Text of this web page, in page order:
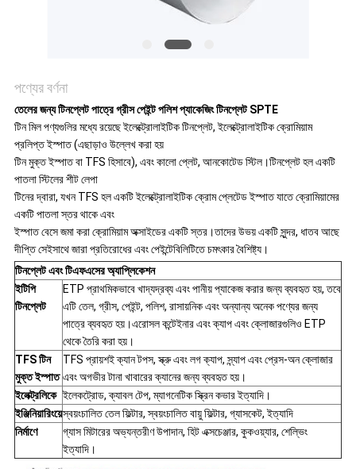
গোপনীয়তা
নীতি
পণ্যের বর্ণনা
তেলের জন্য টিনপ্লেট পাত্রে গ্রীস পেইন্ট পলিশ প্যাকেজিং টিনপ্লেট SPTE
টিন মিল পণ্যগুলির মধ্যে রয়েছে ইলেক্ট্রোলাইটিক টিনপ্লেট, ইলেক্ট্রোলাইটিক ক্রোমিয়াম
প্রলিপ্ত ইস্পাত (এছাড়াও উল্লেখ করা হয়
টিন মুক্ত ইস্পাত বা TFS হিসাবে), এবং কালো প্লেট, আনকোটেড স্টিল।টিনপ্লেট হল একটি
পাতলা স্টিলের শীট লেপা
টিনের দ্বারা, যখন TFS হল একটি ইলেক্ট্রোলাইটিক ক্রোম প্লেটেড ইস্পাত যাতে ক্রোমিয়ামের
একটি পাতলা স্তর থাকে এবং
ইস্পাত বেসে জমা করা ক্রোমিয়াম অক্সাইডের একটি স্তর।তাদের উভয় একটি সুন্দর, ধাতব আছে
দীপ্তি সেইসাথে জারা প্রতিরোধের এবং পেইন্টেবিলিটিতে চমৎকার বৈশিষ্ট্য।
টিনপ্লেট এবং টিএফএসের অ্যাপ্লিকেশন
ইটিপি
টিনপ্লেট
ETP প্রাথমিকভাবে খাদ্যদ্রব্য এবং পানীয় প্যাকেজ করার জন্য ব্যবহৃত হয়, তবে
এটি তেল, গ্রীস, পেইন্ট, পলিশ, রাসায়নিক এবং অন্যান্য অনেক পণ্যের জন্য
পাত্রে ব্যবহৃত হয়।এরোসল কন্টেইনার এবং ক্যাপ এবং ক্লোজারগুলিও ETP
থেকে তৈরি করা হয়।
TFS টিন
মুক্ত ইস্পাত
TFS প্রায়শই ক্যান টপস, স্ক্রু এবং লগ ক্যাপ, স্ন্যাপ এবং প্রেস-অন ক্লোজার
এবং অগভীর টানা খাবারের ক্যানের জন্য ব্যবহৃত হয়।
ইলেক্ট্রলিকে ইলেকট্রোড, ক্যাবল টেপ, ম্যাগনেটিক স্ক্রিন কভার ইত্যাদি।
ইঞ্জিনিয়ারিংয়েস্বয়ংচালিত তেল ফিল্টার, স্বয়ংচালিত বায়ু ফিল্টার, গ্যাসকেট, ইত্যাদি
নির্মাণে
গ্যাস মিটারের অভ্যন্তরীণ উপাদান, হিট এক্সচেঞ্জার, কুকওয়্যার, শেল্ভিং
ইত্যাদি।